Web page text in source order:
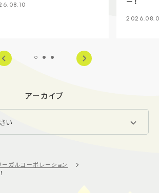
アーカイブ
ーガルコーポレーション